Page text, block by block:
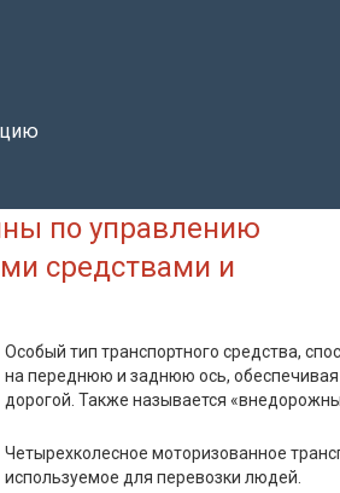
по управлению
средствами и
Особый тип транспортного средства,
на переднюю и заднюю ось, обеспечивая
дорогой. Также называется
Четырехколесное моторизованное
используемое для перевозки людей.